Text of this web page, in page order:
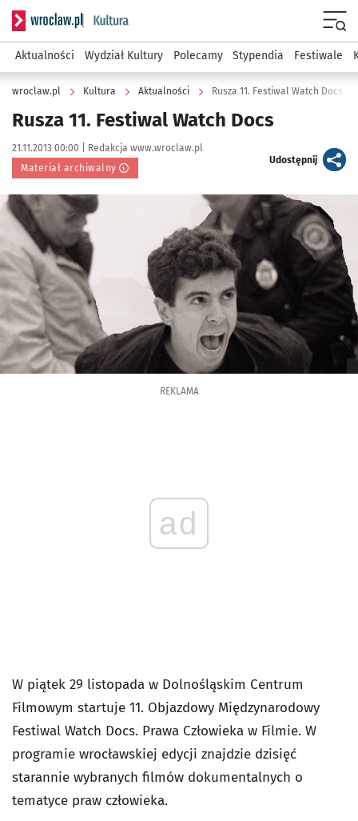
Serwis informacyjny wroclaw.pl podserwis: Kultura
Aktualności Wydział Kultury Polecamy Stypendia Festiwale
wroclaw.pl Kultura Aktualności Rusza 11. Festiwal Watch Docs
Rusza 11. Festiwal Watch Docs
Data publikacji:
21.11.2013 00:00 | Autor:
Redakcja www.wroclaw.pl
Materiał archiwalny
Udostępnijartykuł
Kliknij, aby powiększyć
REKLAMA
ad
W piątek 29 listopada w Dolnośląskim Centrum
Filmowym startuje 11. Objazdowy Międzynarodowy
Festiwal Watch Docs. Prawa Człowieka w Filmie. W
programie wrocławskiej edycji znajdzie dzisięć
starannie wybranych filmów dokumentalnych o
tematyce praw człowieka.